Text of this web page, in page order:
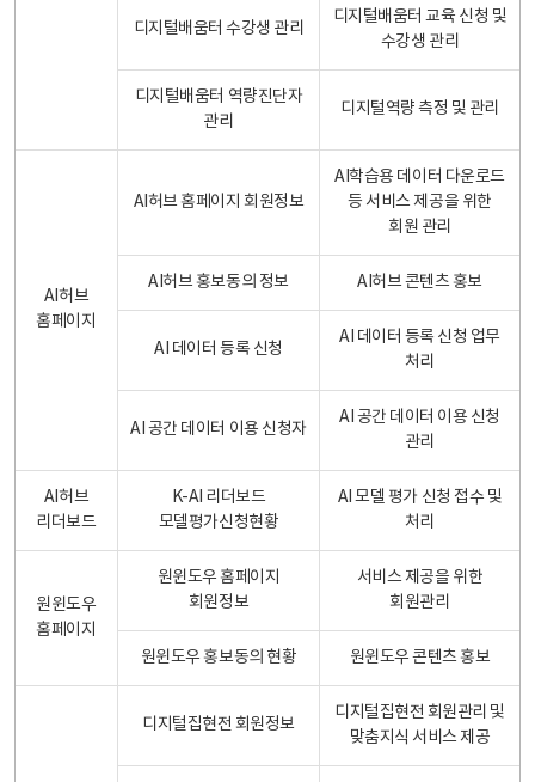
디지털배움터 수강생 관리
디지털배움터 교육 신청 및
수강생 관리
디지털배움터 역량진단자
관리
디지털역량 측정 및 관리
AI허브
홈페이지
AI허브 홈페이지 회원정보
AI학습용 데이터 다운로드
등 서비스 제공을 위한
회원 관리
AI허브 홍보동의 정보 AI허브 콘텐츠 홍보
AI 데이터 등록 신청
AI 데이터 등록 신청 업무
처리
AI 공간 데이터 이용 신청자
AI 공간 데이터 이용 신청
관리
AI허브
리더보드
K-AI 리더보드
모델평가신청현황
AI 모델 평가 신청 접수 및
처리
원윈도우
홈페이지
원윈도우 홈페이지
회원정보
서비스 제공을 위한
회원관리
원윈도우 홍보동의 현황 원윈도우 콘텐츠 홍보
디지털집현전 회원정보
디지털집현전 회원관리 및
맞춤지식 서비스 제공